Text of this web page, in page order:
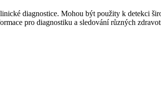
diagnostice. Mohou být použity k detekci
pro diagnostiku a sledování různých